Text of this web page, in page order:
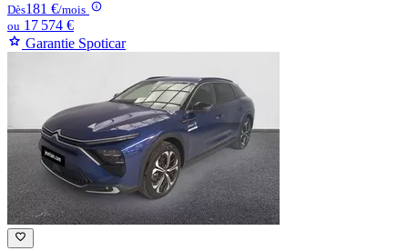
Dès181 €/mois
ou 17 574 €
Garantie Spoticar